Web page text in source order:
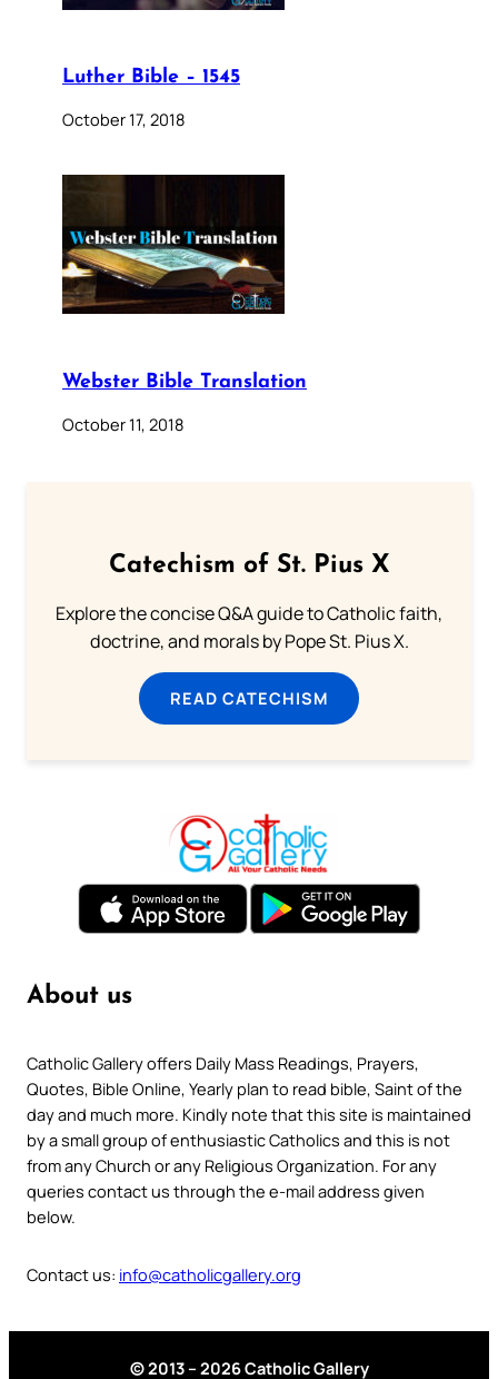
Luther Bible – 1545
October 17, 2018
Webster Bible Translation
October 11, 2018
Catechism of St. Pius X
Explore the concise Q&A guide to Catholic faith,
doctrine, and morals by Pope St. Pius X.
READ CATECHISM
About us
Catholic Gallery offers Daily Mass Readings, Prayers,
Quotes, Bible Online, Yearly plan to read bible, Saint of the
day and much more. Kindly note that this site is maintained
by a small group of enthusiastic Catholics and this is not
from any Church or any Religious Organization. For any
queries contact us through the e-mail address given
below.
Contact us: info@catholicgallery.org
© 2013 – 2026 Catholic Gallery